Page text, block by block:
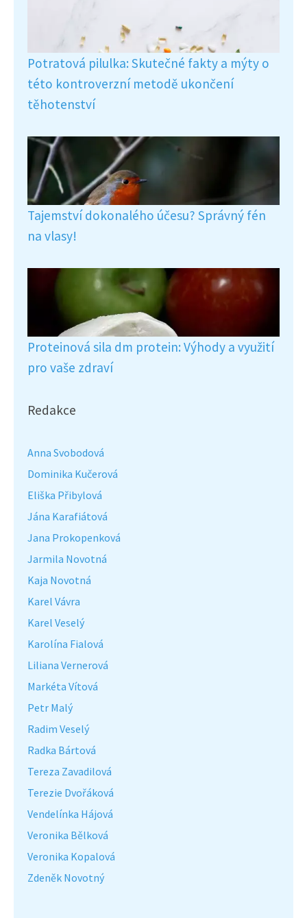
Potratová pilulka: Skutečné fakty a mýty o
této kontroverzní metodě ukončení
těhotenství
Tajemství dokonalého účesu? Správný fén
na vlasy!
Proteinová sila dm protein: Výhody a využití
pro vaše zdraví
Redakce
Anna Svobodová
Dominika Kučerová
Eliška Přibylová
Jána Karafiátová
Jana Prokopenková
Jarmila Novotná
Kaja Novotná
Karel Vávra
Karel Veselý
Karolína Fialová
Liliana Vernerová
Markéta Vítová
Petr Malý
Radim Veselý
Radka Bártová
Tereza Zavadilová
Terezie Dvořáková
Vendelínka Hájová
Veronika Bělková
Veronika Kopalová
Zdeněk Novotný